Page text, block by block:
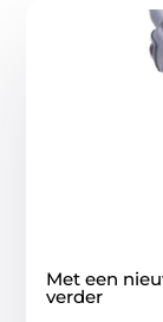
Met een
verder